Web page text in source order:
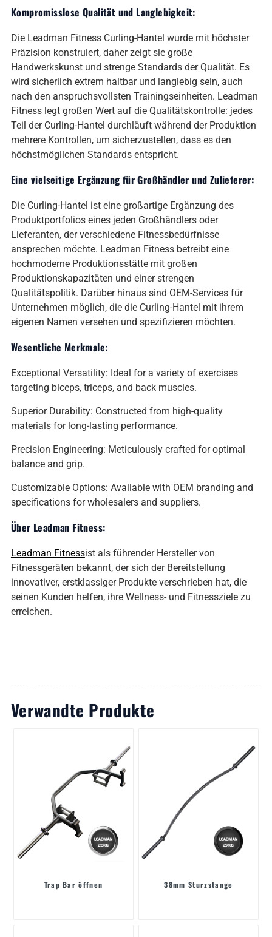
Kompromisslose Qualität und Langlebigkeit:
Die Leadman Fitness Curling-Hantel wurde mit höchster
Präzision konstruiert, daher zeigt sie große
Handwerkskunst und strenge Standards der Qualität. Es
wird sicherlich extrem haltbar und langlebig sein, auch
nach den anspruchsvollsten Trainingseinheiten. Leadman
Fitness legt großen Wert auf die Qualitätskontrolle: jedes
Teil der Curling-Hantel durchläuft während der Produktion
mehrere Kontrollen, um sicherzustellen, dass es den
höchstmöglichen Standards entspricht.
Eine vielseitige Ergänzung für Großhändler und Zulieferer:
Die Curling-Hantel ist eine großartige Ergänzung des
Produktportfolios eines jeden Großhändlers oder
Lieferanten, der verschiedene Fitnessbedürfnisse
ansprechen möchte. Leadman Fitness betreibt eine
hochmoderne Produktionsstätte mit großen
Produktionskapazitäten und einer strengen
Qualitätspolitik. Darüber hinaus sind OEM-Services für
Unternehmen möglich, die die Curling-Hantel mit ihrem
eigenen Namen versehen und spezifizieren möchten.
Wesentliche Merkmale:
Exceptional Versatility: Ideal for a variety of exercises
targeting biceps, triceps, and back muscles.
Superior Durability: Constructed from high-quality
materials for long-lasting performance.
Precision Engineering: Meticulously crafted for optimal
balance and grip.
Customizable Options: Available with OEM branding and
specifications for wholesalers and suppliers.
Über Leadman Fitness:
Leadman Fitnessist als führender Hersteller von
Fitnessgeräten bekannt, der sich der Bereitstellung
innovativer, erstklassiger Produkte verschrieben hat, die
seinen Kunden helfen, ihre Wellness- und Fitnessziele zu
erreichen.
Verwandte Produkte
Trap Bar öffnen 38mm Sturzstange